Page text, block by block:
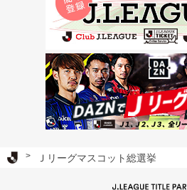
Ｊリーグ TOP
Ｊリーグマスコット総選挙